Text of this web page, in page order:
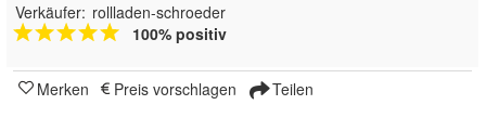
Verkäufer: rollladen-schroeder
100% positiv
Merken Preis vorschlagen Teilen